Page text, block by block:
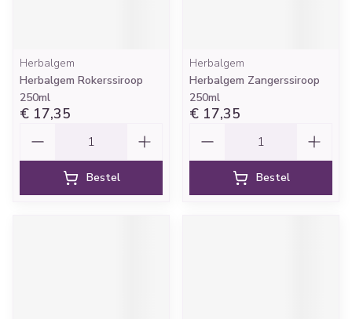
Herbalgem
Herbalgem Rokerssiroop
250ml
€ 17,35
Bestel
Herbalgem
Herbalgem Zangerssiroop
250ml
€ 17,35
Bestel